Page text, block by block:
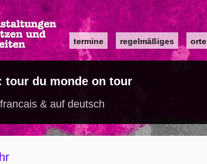
Main
navigation
termine regelmäßiges orte
tour du monde on tour
& auf deutsch